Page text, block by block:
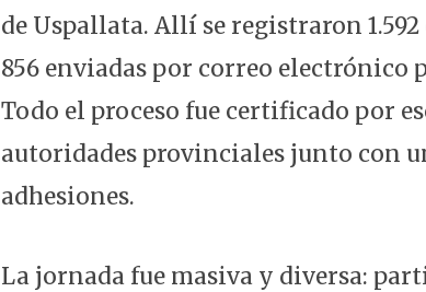
de Uspallata. Allí se registraron
856 enviadas por correo electrónico
Todo el proceso fue certificado por
autoridades provinciales junto con
adhesiones.
La jornada fue masiva y diversa: